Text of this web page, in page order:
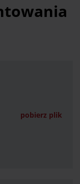
pobierz plik